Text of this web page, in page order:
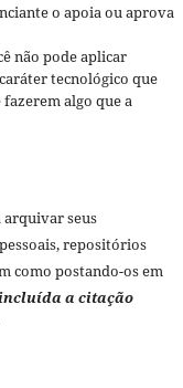
o apoia ou aprova
não pode aplicar
tecnológico que
algo que a
arquivar seus
repositórios
como postando-os em
incluída a citação